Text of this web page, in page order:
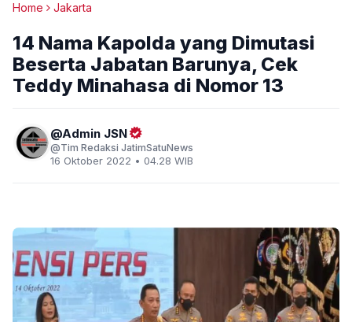
Home Jakarta
14 Nama Kapolda yang Dimutasi
Beserta Jabatan Barunya, Cek
Teddy Minahasa di Nomor 13
Admin JSN
Tim Redaksi JatimSatuNews
16 Oktober 2022 • 04.28 WIB